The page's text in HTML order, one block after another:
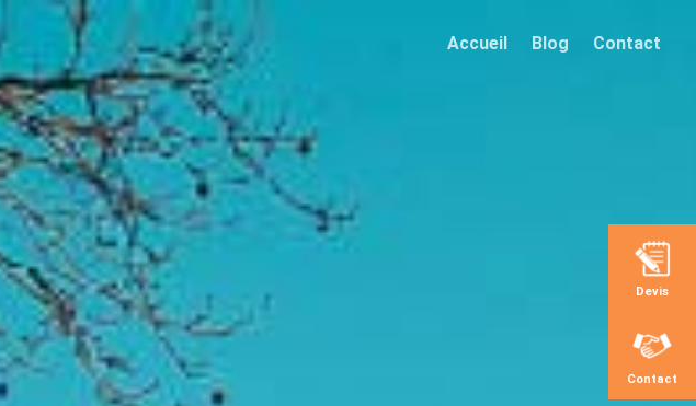
Accueil Blog Contact
Devis
Contact